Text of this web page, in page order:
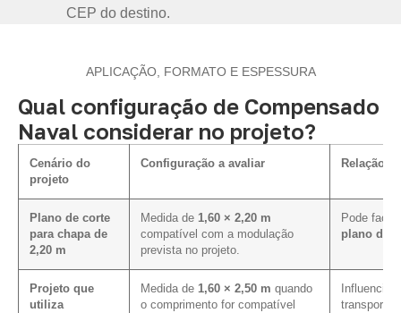
CEP do destino.
APLICAÇÃO, FORMATO E ESPESSURA
Qual configuração de Compensado
Naval considerar no projeto?
Cenário do
projeto
Configuração a avaliar Relação
Plano de corte
para chapa de
2,20 m
Medida de 1,60 × 2,20 m
compatível com a modulação
prevista no projeto.
Pode
plano de
Projeto que
utiliza
Medida de 1,60 × 2,50 m quando
o comprimento for compatível
Influencia
transporte,